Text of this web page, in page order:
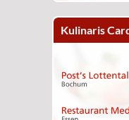
Kulinaris